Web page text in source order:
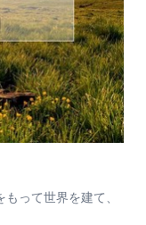
って世界を建て、